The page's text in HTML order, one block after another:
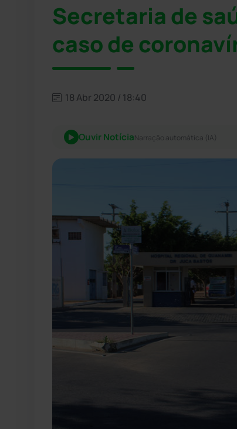
Secretaria de
caso de
18 Abr 2020 / 18:40
Ouvir NotíciaNarração automática (IA)